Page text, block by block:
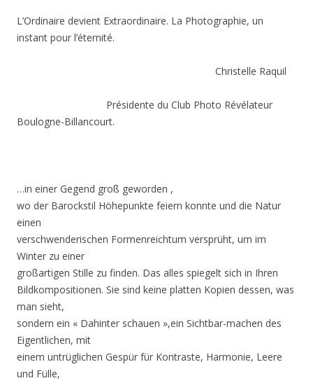
L’Ordinaire devient Extraordinaire. La Photographie, un
instant pour l’éternité.
Christelle Raquil
Présidente du Club Photo Révélateur
Boulogne-Billancourt.
…in einer Gegend groß geworden ,
wo der Barockstil Höhepunkte feiern konnte und die Natur
einen
verschwenderischen Formenreichtum versprüht, um im
Winter zu einer
großartigen Stille zu finden. Das alles spiegelt sich in Ihren
Bildkompositionen. Sie sind keine platten Kopien dessen, was
man sieht,
sondern ein « Dahinter schauen »,ein Sichtbar-machen des
Eigentlichen, mit
einem untrüglichen Gespür für Kontraste, Harmonie, Leere
und Fülle,